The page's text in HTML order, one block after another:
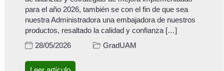
para el año 2026, también se con el fin de que sea
nuestra Administradora una embajadora de nuestros
productos, resaltado la calidad y confianza […]
28/05/2026
GradUAM